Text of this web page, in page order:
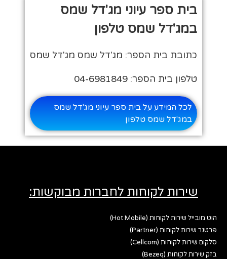
בית ספר עיוני מג'דל שמס
במג'דל שמס טלפון
כתובת בית הספר: מג'דל שמס מג'דל שמס
טלפון בית הספר: 04-6981849
לכל המידע על בית ספר עיוני מג'דל שמס
במג'דל שמס טלפון
שירות לקוחות לחברות מבוקשות:
הוט מובייל שירות לקוחות (Hot Mobile)
פרטנר שירות לקוחות (Partner)
סלקום שירות לקוחות (Cellcom)
בזק שירות לקוחות (Bezeq)